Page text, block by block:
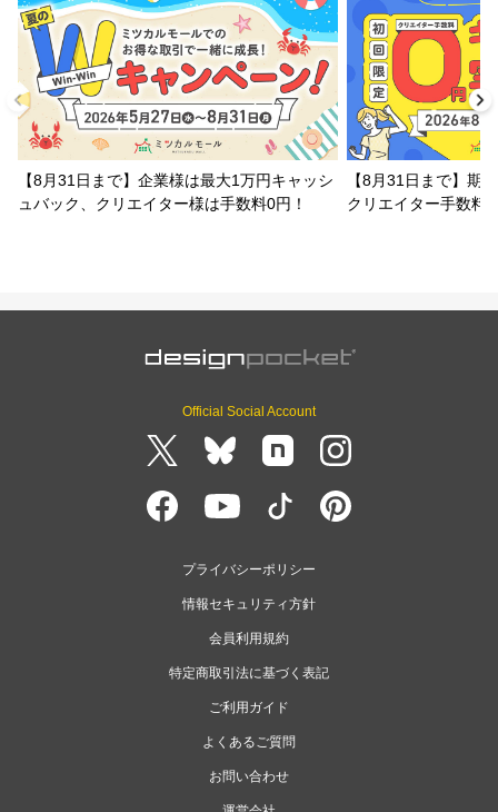
【8月31日まで】企業様は最大1万円キャッシ
ュバック、クリエイター様は手数料0円！
【8月31日まで】期
クリエイター手数料
Official Social Account
プライバシーポリシー
情報セキュリティ方針
会員利用規約
特定商取引法に基づく表記
ご利用ガイド
よくあるご質問
お問い合わせ